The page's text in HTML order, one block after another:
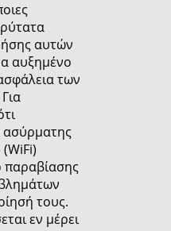
αυτών
αυξημένο
των
ασύρματης
παραβίασης
τους.
εν μέρει